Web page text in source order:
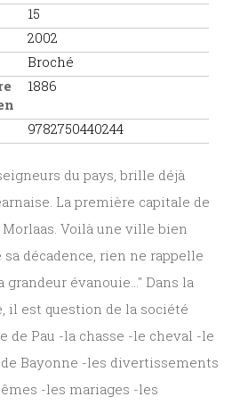
15
2002
Broché
1886
9782750440244
du pays, brille déjà
La première capitale de
Voilà une ville bien
décadence, rien ne rappelle
évanouie..." Dans la
il est question de la société
de Pau -la chasse -le cheval -le
Bayonne -les divertissements
-les mariages -les